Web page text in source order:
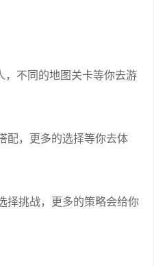
，不同的地图关卡等你去游
配，更多的选择等你去体
择挑战，更多的策略会给你